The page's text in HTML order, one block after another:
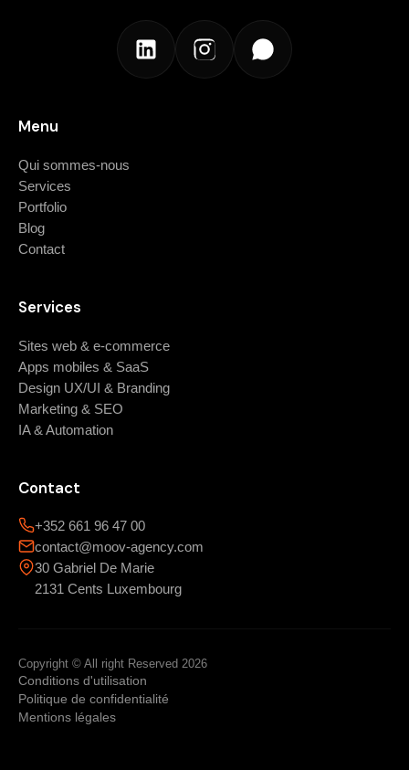
Menu
Qui sommes-nous
Services
Portfolio
Blog
Contact
Services
Sites web & e-commerce
Apps mobiles & SaaS
Design UX/UI & Branding
Marketing & SEO
IA & Automation
Contact
+352 661 96 47 00
contact@moov-agency.com
30 Gabriel De Marie
2131 Cents Luxembourg
Copyright © All right Reserved 2026
Conditions d'utilisation
Politique de confidentialité
Mentions légales